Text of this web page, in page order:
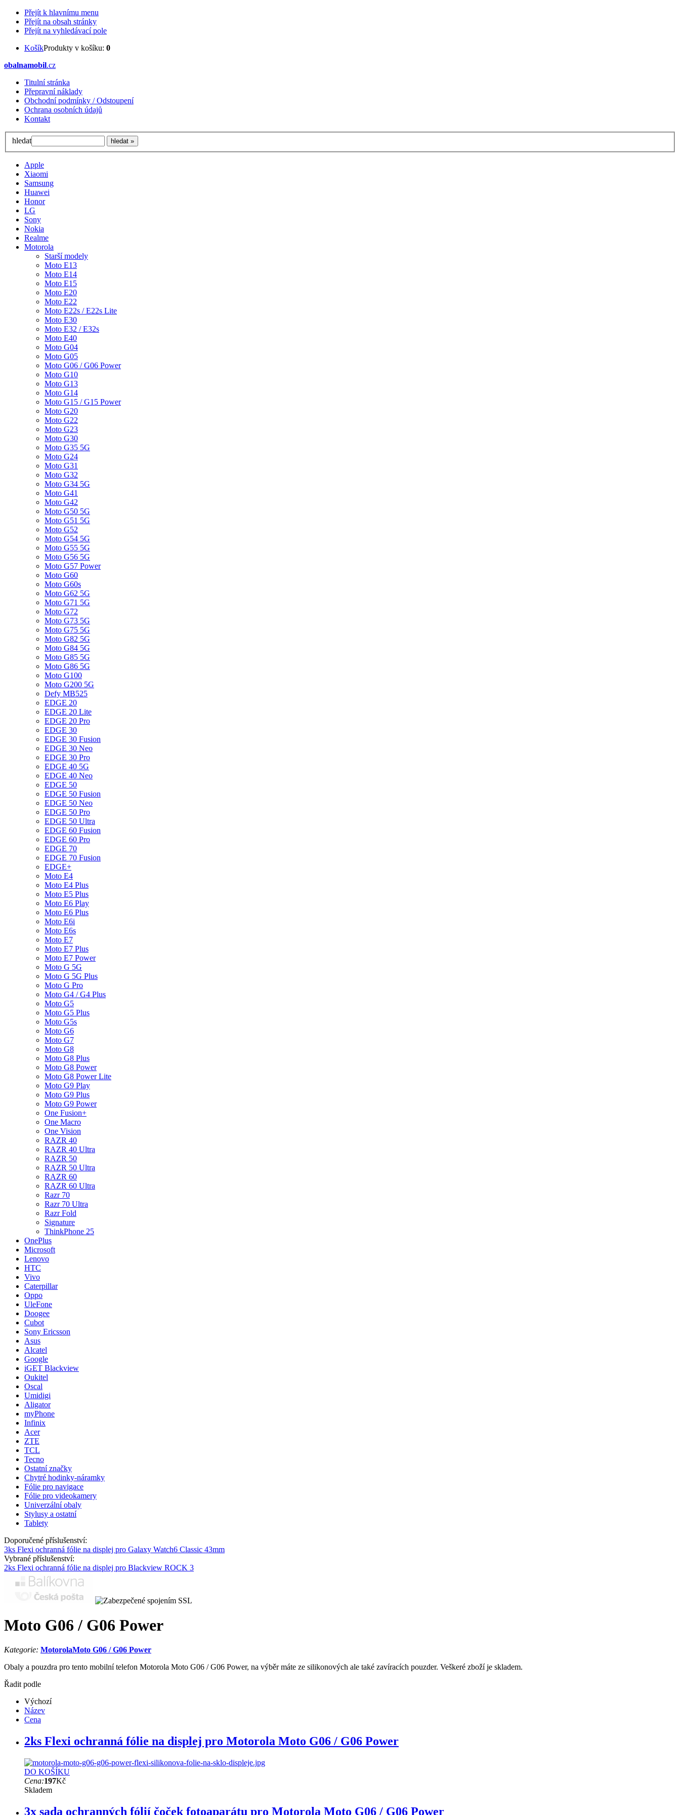
Přejít k hlavnímu menu
Přejít na obsah stránky
Přejít na vyhledávací pole
KošíkProdukty v košíku: 0
obalnamobil.cz
Titulní stránka
Přepravní náklady
Obchodní podmínky / Odstoupení
Ochrana osobních údajů
Kontakt
hledat
Apple
Xiaomi
Samsung
Huawei
Honor
LG
Sony
Nokia
Realme
Motorola
Starší modely
Moto E13
Moto E14
Moto E15
Moto E20
Moto E22
Moto E22s / E22s Lite
Moto E30
Moto E32 / E32s
Moto E40
Moto G04
Moto G05
Moto G06 / G06 Power
Moto G10
Moto G13
Moto G14
Moto G15 / G15 Power
Moto G20
Moto G22
Moto G23
Moto G30
Moto G35 5G
Moto G24
Moto G31
Moto G32
Moto G34 5G
Moto G41
Moto G42
Moto G50 5G
Moto G51 5G
Moto G52
Moto G54 5G
Moto G55 5G
Moto G56 5G
Moto G57 Power
Moto G60
Moto G60s
Moto G62 5G
Moto G71 5G
Moto G72
Moto G73 5G
Moto G75 5G
Moto G82 5G
Moto G84 5G
Moto G85 5G
Moto G86 5G
Moto G100
Moto G200 5G
Defy MB525
EDGE 20
EDGE 20 Lite
EDGE 20 Pro
EDGE 30
EDGE 30 Fusion
EDGE 30 Neo
EDGE 30 Pro
EDGE 40 5G
EDGE 40 Neo
EDGE 50
EDGE 50 Fusion
EDGE 50 Neo
EDGE 50 Pro
EDGE 50 Ultra
EDGE 60 Fusion
EDGE 60 Pro
EDGE 70
EDGE 70 Fusion
EDGE+
Moto E4
Moto E4 Plus
Moto E5 Plus
Moto E6 Play
Moto E6 Plus
Moto E6i
Moto E6s
Moto E7
Moto E7 Plus
Moto E7 Power
Moto G 5G
Moto G 5G Plus
Moto G Pro
Moto G4 / G4 Plus
Moto G5
Moto G5 Plus
Moto G5s
Moto G6
Moto G7
Moto G8
Moto G8 Plus
Moto G8 Power
Moto G8 Power Lite
Moto G9 Play
Moto G9 Plus
Moto G9 Power
One Fusion+
One Macro
One Vision
RAZR 40
RAZR 40 Ultra
RAZR 50
RAZR 50 Ultra
RAZR 60
RAZR 60 Ultra
Razr 70
Razr 70 Ultra
Razr Fold
Signature
ThinkPhone 25
OnePlus
Microsoft
Lenovo
HTC
Vivo
Caterpillar
Oppo
UleFone
Doogee
Cubot
Sony Ericsson
Asus
Alcatel
Google
iGET Blackview
Oukitel
Oscal
Umidigi
Aligator
myPhone
Infinix
Acer
ZTE
TCL
Tecno
Ostatní značky
Chytré hodinky-náramky
Fólie pro navigace
Fólie pro videokamery
Univerzální obaly
Stylusy a ostatní
Tablety
Doporučené příslušenství:
3ks Flexi ochranná fólie na displej pro Galaxy Watch6 Classic 43mm
Vybrané příslušenství:
2ks Flexi ochranná fólie na displej pro Blackview ROCK 3
Moto G06 / G06 Power
Kategorie: MotorolaMoto G06 / G06 Power
Obaly a pouzdra pro tento mobilní telefon Motorola Moto G06 / G06 Power, na výběr máte ze silikonových ale také zavíracích pouzder. Veškeré zboží je skladem.
Řadit podle
Výchozí
Název
Cena
2ks Flexi ochranná fólie na displej pro Motorola Moto G06 / G06 Power
DO KOŠÍKU
Cena:197Kč
Skladem
3x sada ochranných fólií čoček fotoaparátu pro Motorola Moto G06 / G06 Power